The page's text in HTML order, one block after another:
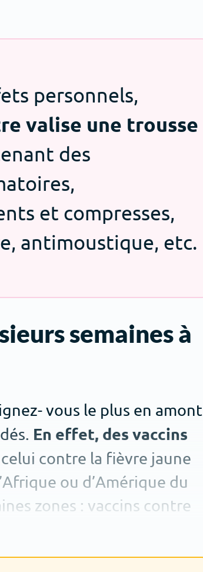
personnels,
valise une trousse
des
et compresses,
antimoustique, etc.
semaines à
vous le plus en amont
En effet, des vaccins
contre la fièvre jaune
ou d’Amérique du
zones : vaccins contre